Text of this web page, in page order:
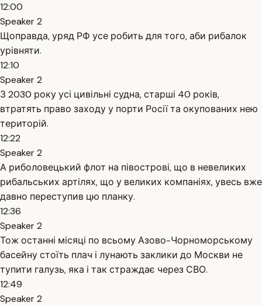
12:00
Speaker 2
Щоправда, уряд РФ усе робить для того, аби рибалок
урівняти.
12:10
Speaker 2
З 2030 року усі цивільні судна, старші 40 років,
втратять право заходу у порти Росії та окупованих нею
територій.
12:22
Speaker 2
А риболовецький флот на півострові, що в невеликих
рибальських артілях, що у великих компаніях, увесь вже
давно переступив цю планку.
12:36
Speaker 2
Тож останні місяці по всьому Азово-Чорноморському
басейну стоїть плач і лунають заклики до Москви не
тупити галузь, яка і так страждає через СВО.
12:49
Speaker 2